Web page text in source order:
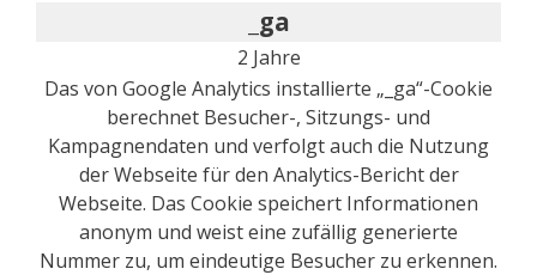
_ga
2 Jahre
Das von Google Analytics installierte „_ga“-Cookie
berechnet Besucher-, Sitzungs- und
Kampagnendaten und verfolgt auch die Nutzung
der Webseite für den Analytics-Bericht der
Webseite. Das Cookie speichert Informationen
anonym und weist eine zufällig generierte
Nummer zu, um eindeutige Besucher zu erkennen.